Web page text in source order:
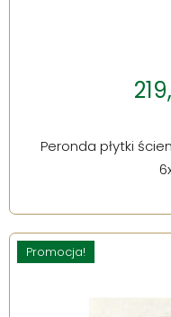
Peronda płytki
Promocja!